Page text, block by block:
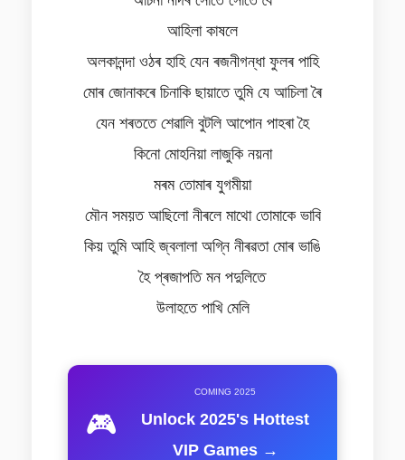
আহিলা কাষলে
অলকানন্দা ওঠৰ হাহি যেন ৰজনীগন্ধা ফুলৰ পাহি
মোৰ জোনাকৰে চিনাকি ছায়াতে তুমি যে আচিলা ৰৈ
যেন শৰততে শেৱালি বুটলি আপোন পাহৰা হৈ
কিনো মোহনিয়া লাজুকি নয়না
মৰম তোমাৰ যুগমীয়া
মৌন সময়ত আছিলো নীৰলে মাথো তোমাকে ভাবি
কিয় তুমি আহি জ্বলালা অগ্নি নীৰৱতা মোৰ ভাঙি
হৈ প্ৰজাপতি মন পদুলিতে
উলাহতে পাখি মেলি
🎮
COMING 2025
Unlock 2025's Hottest
VIP Games →